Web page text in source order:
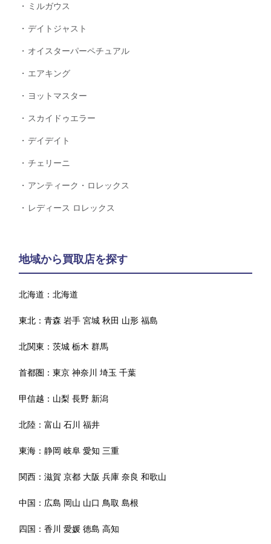
ミルガウス
デイトジャスト
オイスターパーペチュアル
エアキング
ヨットマスター
スカイドゥエラー
デイデイト
チェリーニ
アンティーク・ロレックス
レディース ロレックス
地域から買取店を探す
北海道：北海道
東北：青森 岩手 宮城 秋田 山形 福島
北関東：茨城 栃木 群馬
首都圏：東京 神奈川 埼玉 千葉
甲信越： 山梨 長野 新潟
北陸：富山 石川 福井
東海：静岡 岐阜 愛知 三重
関西：滋賀 京都 大阪 兵庫 奈良 和歌山
中国： 広島 岡山 山口 鳥取 島根
四国：香川 愛媛 徳島 高知